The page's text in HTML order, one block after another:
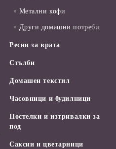
Метални кофи
Други домашни потреби
Ресни за врата
Стълби
Домашен текстил
Часовници и будилници
Постелки и изтривалки за
под
Саксии и цветарници